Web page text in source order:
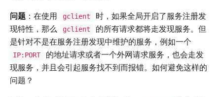
问题 ：在使用 gclient
时，如果全局开启了服务注册发
现特性，那么
gclient
的所有请求都将走发现服务。但
是针对不是在服务注册发现中维护的服务，例如一个
IP:PORT
的地址请求或者一个外网请求服务，也会走发
现服务，并且会引起服务找不到而报错。如何避免这样的
问题？